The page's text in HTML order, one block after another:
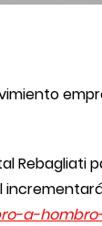
Rebagliati
a-